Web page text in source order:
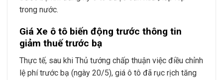
trong nước.
Giá Xe ô tô biến động trước thông tin
giảm thuế trước bạ
Thực tế, sau khi Thủ tướng chấp thuận việc điều chỉnh
lệ phí trước bạ (ngày 20/5), giá ô tô đã rục rịch tăng